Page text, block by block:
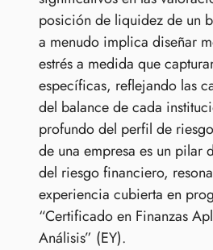
posición de liquidez de un
a menudo implica diseñar
estrés a medida que
específicas, reflejando las
del balance de cada
profundo del perfil de
de una empresa es un pilar
del riesgo financiero,
experiencia cubierta en
“Certificado en Finanzas
Análisis” (EY).